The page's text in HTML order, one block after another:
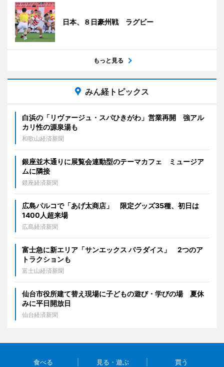
日本、８日豪州戦 ラグビー
もっと見る
みん経トピックス
白浜の「リヴァージュ・スパひきがわ」営業再開 強アル
カリ性の源泉湯も
和歌山経済新聞
銀座並木通りに展覧会連動型のテーマカフェ ミュージア
ムに隣接
銀座経済新聞
広島パルコで「あげ太商店」 限定グッズ35種、初日は
1400人超来場
広島経済新聞
富士急に新エリア「サンエックス パラダイス」 2つのア
トラクションも
富士山経済新聞
仙台市役所建て替え現場に子どもの遊び・学びの場 夏休
みに平日開放日
仙台経済新聞
食べる 見る・遊ぶ 買う